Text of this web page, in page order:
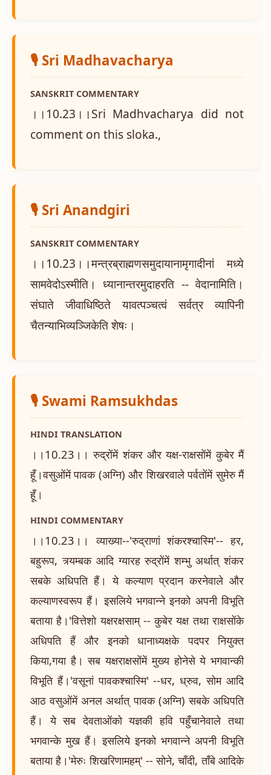
🎙️ Sri Madhavacharya
SANSKRIT COMMENTARY
।।10.23।।Sri Madhvacharya did not
comment on this sloka.,
🎙️ Sri Anandgiri
SANSKRIT COMMENTARY
।।10.23।।मन्त्रब्राह्मणसमुदायानामृगादीनां मध्ये
सामवेदोऽस्मीति। ध्यानान्तरमुदाहरति -- वेदानामिति।
संघाते जीवाधिष्ठिते यावत्पञ्चत्वं सर्वत्र व्यापिनी
चैतन्याभिव्यञ्जिकेति शेषः।
🎙️ Swami Ramsukhdas
HINDI TRANSLATION
।।10.23।। रुद्रोंमें शंकर और यक्ष-राक्षसोंमें कुबेर मैं
हूँ।वसुओंमें पावक (अग्नि) और शिखरवाले पर्वतोंमें सुमेरु मैं
हूँ।
HINDI COMMENTARY
।।10.23।। व्याख्या--'रुद्राणां शंकरश्चास्मि'-- हर,
बहुरूप, त्र्यम्बक आदि ग्यारह रुद्रोंमें शम्भु अर्थात् शंकर
सबके अधिपति हैं। ये कल्याण प्रदान करनेवाले और
कल्याणस्वरूप हैं। इसलिये भगवान्ने इनको अपनी विभूति
बताया है।'वित्तेशो यक्षरक्षसाम् -- कुबेर यक्ष तथा राक्षसोंके
अधिपति हैं और इनको धानाध्यक्षके पदपर नियुक्त
किया,गया है। सब यक्षराक्षसोंमें मुख्य होनेसे ये भगवान्की
विभूति हैं।'वसूनां पावकश्चास्मि' --धर, ध्रुव, सोम आदि
आठ वसुओंमें अनल अर्थात् पावक (अग्नि) सबके अधिपति
हैं। ये सब देवताओंको यज्ञकी हवि पहुँचानेवाले तथा
भगवान्के मुख हैं। इसलिये इनको भगवान्ने अपनी विभूति
बताया है।'मेरुः शिखरिणामहम्' -- सोने, चाँदी, ताँबे आदिके